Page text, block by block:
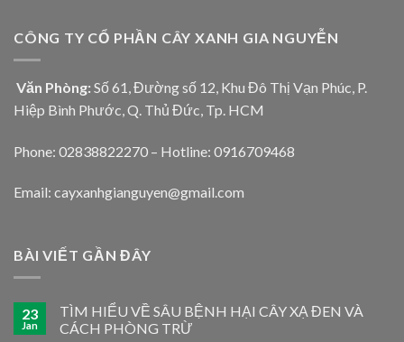
CÔNG TY CỔ PHẦN CÂY XANH GIA NGUYỄN
Văn Phòng: Số 61, Đường số 12, Khu Đô Thị Vạn Phúc, P.
Hiệp Bình Phước, Q. Thủ Đức, Tp. HCM
Phone: 02838822270 – Hotline: 0916709468
Email: cayxanhgianguyen@gmail.com
BÀI VIẾT GẦN ĐÂY
23
Jan
TÌM HIỂU VỀ SÂU BỆNH HẠI CÂY XẠ ĐEN VÀ
CÁCH PHÒNG TRỪ